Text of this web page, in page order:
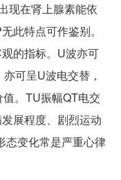
现在肾上腺素能依
此特点可作鉴别。
的指标。U波亦可
可呈U波电交替，
。TU振幅QT电交
展程度、剧烈运动
态变化常是严重心律